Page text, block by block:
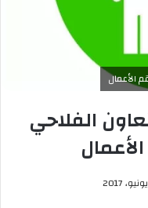
الأعمال
الفلاحي